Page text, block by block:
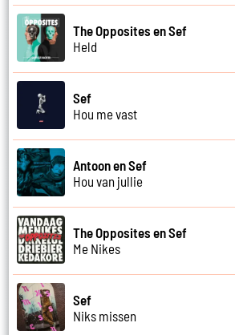
The Opposites en Sef
Held
Sef
Hou me vast
Antoon en Sef
Hou van jullie
The Opposites en Sef
Me Nikes
Sef
Niks missen